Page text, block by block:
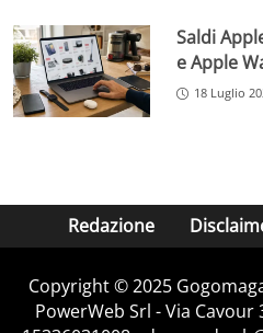
Saldi
e Apple
18 Luglio
Redazione
Copyright © 2025
PowerWeb Srl - Via Cavour